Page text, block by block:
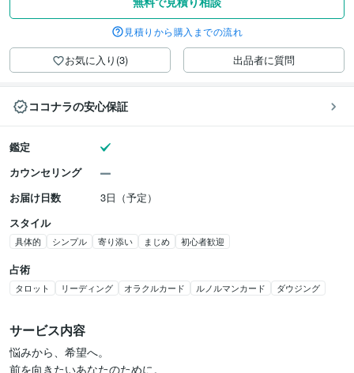
見積りから購入までの流れ
お気に入り(3) 出品者に質問
ココナラの安心保証
鑑定
カウンセリング
お届け日数
3日（予定）
スタイル
具体的 シンプル 寄り添い まじめ 初心者歓迎
占術
タロット リーディング オラクルカード ルノルマンカード ダウジング
サービス内容
悩みから、希望へ。
前を向きたいあなたのために。